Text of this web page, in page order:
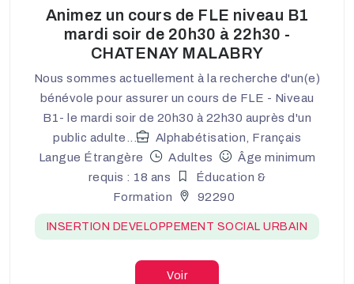
Animez un cours de FLE niveau B1
mardi soir de 20h30 à 22h30 -
CHATENAY MALABRY
Nous sommes actuellement à la recherche d'un(e)
bénévole pour assurer un cours de FLE - Niveau
B1- le mardi soir de 20h30 à 22h30 auprès d'un
public adulte...
Alphabétisation, Français
Langue Étrangère
Adultes
Âge minimum
requis : 18 ans
Éducation &
Formation
92290
INSERTION DEVELOPPEMENT SOCIAL URBAIN
Voir